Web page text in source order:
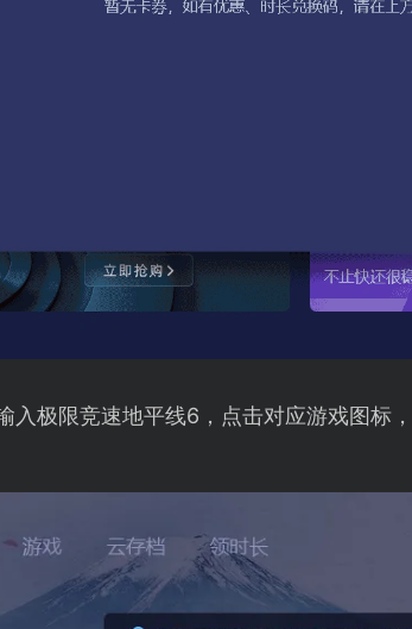
入极限竞速地平线6，点击对应游戏图标，